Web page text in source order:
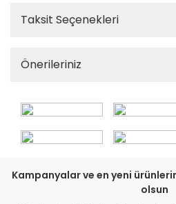
Taksit Seçenekleri
Önerileriniz
Kampanyalar ve en yeni
olsun